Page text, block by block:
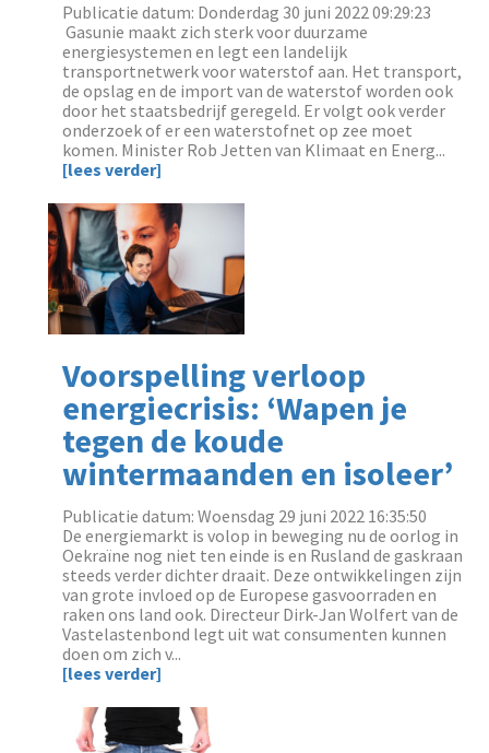
Publicatie datum: Donderdag 30 juni 2022 09:29:23
‌ Gasunie maakt zich sterk voor duurzame
energiesystemen en legt een landelijk
transportnetwerk voor waterstof aan. Het transport,
de opslag en de import van de waterstof worden ook
door het staatsbedrijf geregeld. Er volgt ook verder
onderzoek of er een waterstofnet op zee moet
komen. Minister Rob Jetten van Klimaat en Energ...
[lees verder]
Voorspelling verloop
energiecrisis: ‘Wapen je
tegen de koude
wintermaanden en isoleer’
Publicatie datum: Woensdag 29 juni 2022 16:35:50
‌De energiemarkt is volop in beweging nu de oorlog in
Oekraïne nog niet ten einde is en Rusland de gaskraan
steeds verder dichter draait. Deze ontwikkelingen zijn
van grote invloed op de Europese gasvoorraden en
raken ons land ook. Directeur Dirk-Jan Wolfert van de
Vastelastenbond legt uit wat consumenten kunnen
doen om zich v...
[lees verder]